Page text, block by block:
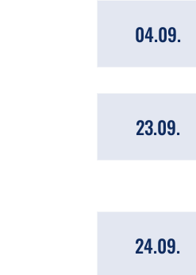
04.09.
23.09.
24.09.